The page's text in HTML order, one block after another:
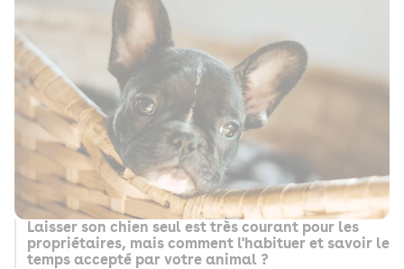
Laisser son chien seul est très courant pour les
propriétaires, mais comment l'habituer et savoir le
temps accepté par votre animal ?